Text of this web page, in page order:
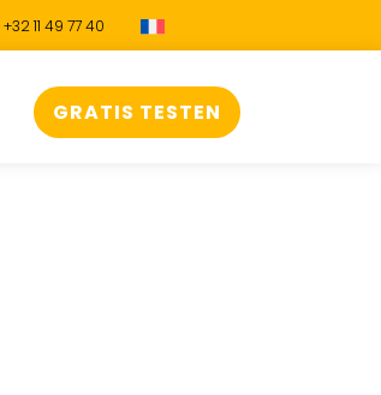
+32 11 49 77 40
GRATIS TESTEN